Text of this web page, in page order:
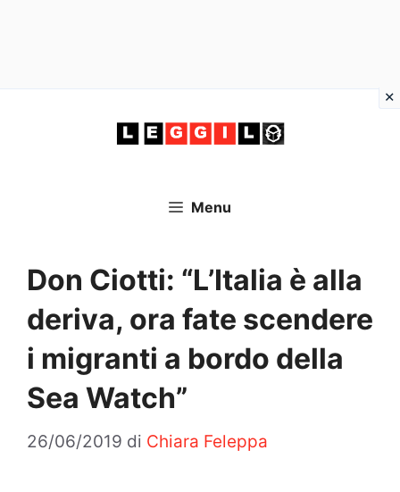
Menu
Don Ciotti: “L’Italia è alla
deriva, ora fate scendere
i migranti a bordo della
Sea Watch”
26/06/2019 di Chiara Feleppa